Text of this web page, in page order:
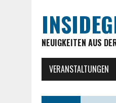
NEUIGKEITEN AUS
VERANSTALTUNGEN